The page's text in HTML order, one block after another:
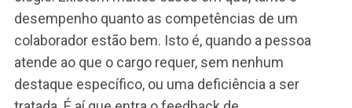
Pós-feedback
Depois do feedback concluído, o processo não
acaba. O líder deve acompanhar o liderado nas
ações que foram definidas até que a causa